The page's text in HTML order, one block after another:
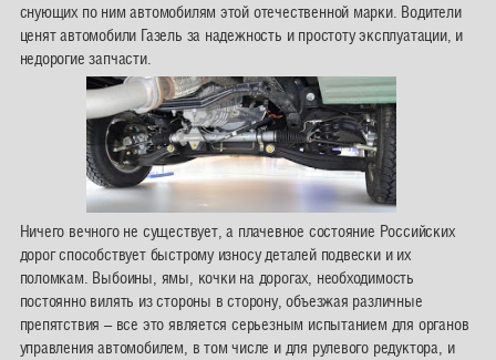
снующих по ним автомобилям этой отечественной марки. Водители
ценят автомобили Газель за надежность и простоту эксплуатации, и
недорогие запчасти.
Ничего вечного не существует, а плачевное состояние Российских
дорог способствует быстрому износу деталей подвески и их
поломкам. Выбоины, ямы, кочки на дорогах, необходимость
постоянно вилять из стороны в сторону, объезжая различные
препятствия – все это является серьезным испытанием для органов
управления автомобилем, в том числе и для рулевого редуктора, и